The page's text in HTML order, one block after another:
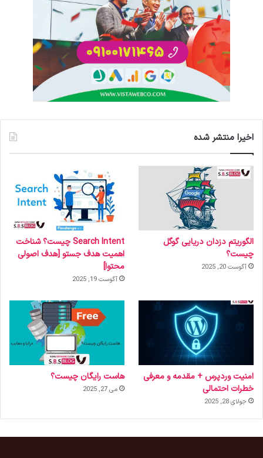
اخیرا منتشر شده
الگوریتم دزدان دریایی گوگل
چیست؟
آگوست 20, 2025
Search Intent چیست؟ شناخت
اهمیت هدف جستو [هدف اصولی
محتوا]
آگوست 19, 2025
امنیت وردپرس + مقدمه و معرفی
خطرات احتمالی
جولای 28, 2025
هاست رایگان چیست؟
می 27, 2025